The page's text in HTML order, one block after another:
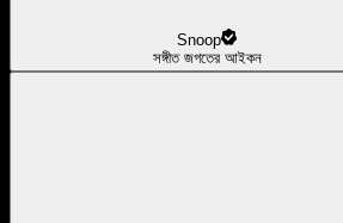
Snoop
সঙ্গীত জগতের আইকন